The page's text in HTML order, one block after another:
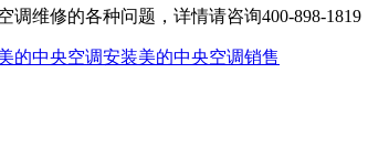
维修的各种问题，详情请咨询400-898-1819
的中央空调安装美的中央空调销售